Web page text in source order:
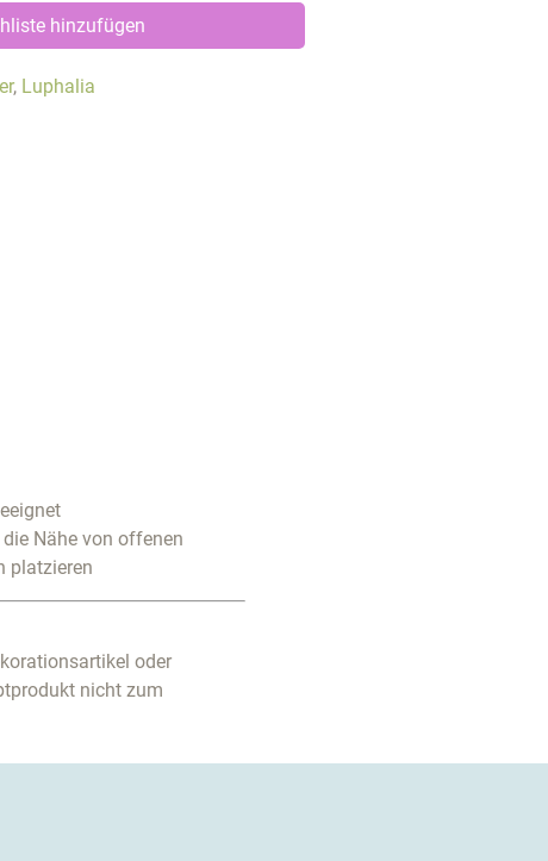
hinzufügen
, Luphalia
Nähe von offenen
platzieren
oder
nicht zum